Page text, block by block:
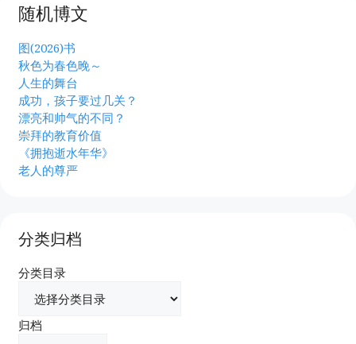
随机博文
图(2026)书
秋色为春色晚～
人生的舞台
成功，孩子要过几关？
漂亮和帅气的不同？
崇拜的教育价值
《拥抱逝水年华》
老人的尊严
分类归档
分类目录
归档